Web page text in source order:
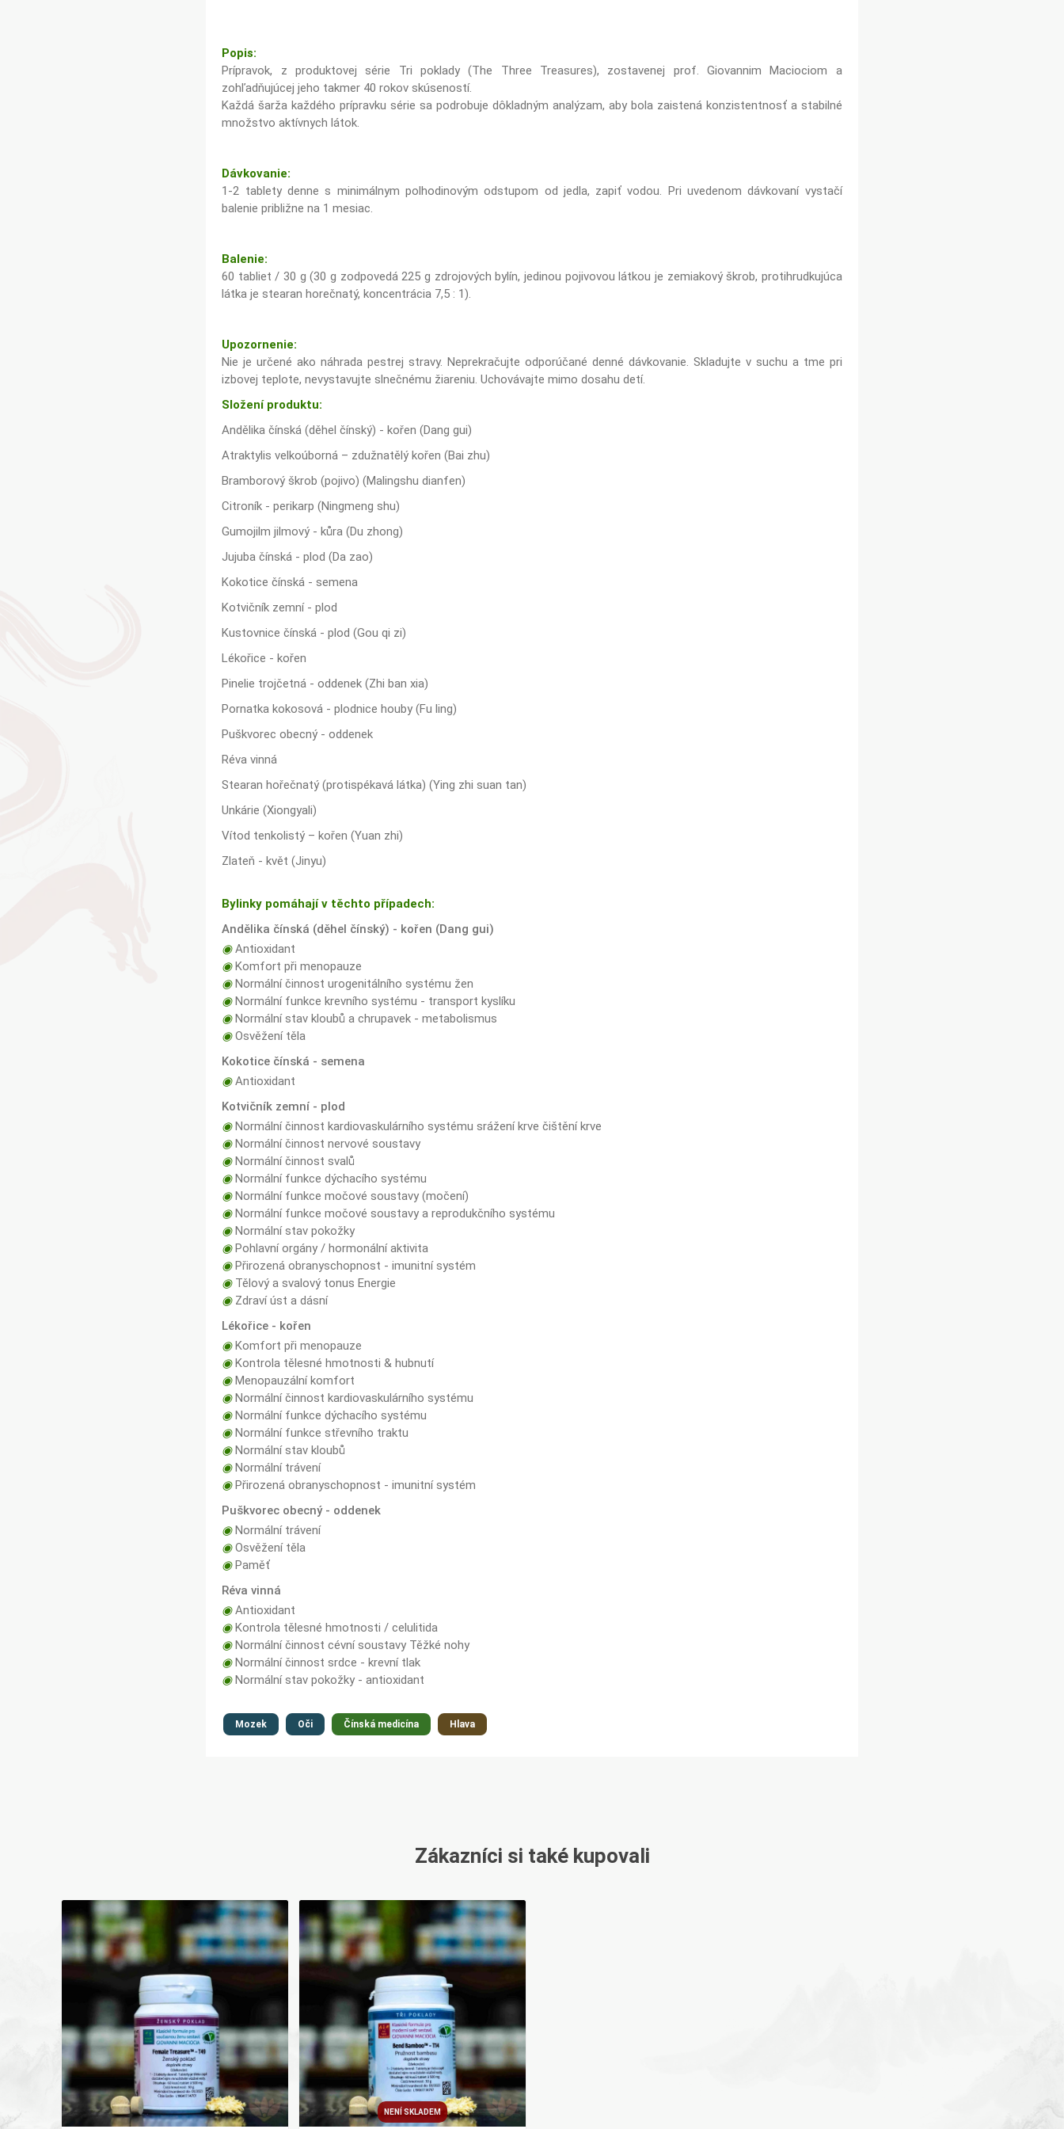
Popis:
Prípravok, z produktovej série Tri poklady (The Three Treasures), zostavenej prof. Giovannim Maciociom a
zohľadňujúcej jeho takmer 40 rokov skúseností.
Každá šarža každého prípravku série sa podrobuje dôkladným analýzam, aby bola zaistená konzistentnosť a stabilné
množstvo aktívnych látok.
Dávkovanie:
1-2 tablety denne s minimálnym polhodinovým odstupom od jedla, zapiť vodou. Pri uvedenom dávkovaní vystačí
balenie približne na 1 mesiac.
Balenie:
60 tabliet / 30 g (30 g zodpovedá 225 g zdrojových bylín, jedinou pojivovou látkou je zemiakový škrob, protihrudkujúca
látka je stearan horečnatý, koncentrácia 7,5 : 1).
Upozornenie:
Nie je určené ako náhrada pestrej stravy. Neprekračujte odporúčané denné dávkovanie. Skladujte v suchu a tme pri
izbovej teplote, nevystavujte slnečnému žiareniu. Uchovávajte mimo dosahu detí.
Složení produktu:
Andělika čínská (děhel čínský) - kořen (Dang gui)
Atraktylis velkoúborná – zdužnatělý kořen (Bai zhu)
Bramborový škrob (pojivo) (Malingshu dianfen)
Citroník - perikarp (Ningmeng shu)
Gumojilm jilmový - kůra (Du zhong)
Jujuba čínská - plod (Da zao)
Kokotice čínská - semena
Kotvičník zemní - plod
Kustovnice čínská - plod (Gou qi zi)
Lékořice - kořen
Pinelie trojčetná - oddenek (Zhi ban xia)
Pornatka kokosová - plodnice houby (Fu ling)
Puškvorec obecný - oddenek
Réva vinná
Stearan hořečnatý (protispékavá látka) (Ying zhi suan tan)
Unkárie (Xiongyali)
Vítod tenkolistý – kořen (Yuan zhi)
Zlateň - květ (Jinyu)
Bylinky pomáhají v těchto případech:
Andělika čínská (děhel čínský) - kořen (Dang gui)
◉Antioxidant
◉Komfort při menopauze
◉Normální činnost urogenitálního systému žen
◉Normální funkce krevního systému - transport kyslíku
◉Normální stav kloubů a chrupavek - metabolismus
◉Osvěžení těla
Kokotice čínská - semena
◉Antioxidant
Kotvičník zemní - plod
◉Normální činnost kardiovaskulárního systému srážení krve čištění krve
◉Normální činnost nervové soustavy
◉Normální činnost svalů
◉Normální funkce dýchacího systému
◉Normální funkce močové soustavy (močení)
◉Normální funkce močové soustavy a reprodukčního systému
◉Normální stav pokožky
◉Pohlavní orgány / hormonální aktivita
◉Přirozená obranyschopnost - imunitní systém
◉Tělový a svalový tonus Energie
◉Zdraví úst a dásní
Lékořice - kořen
◉Komfort při menopauze
◉Kontrola tělesné hmotnosti & hubnutí
◉Menopauzální komfort
◉Normální činnost kardiovaskulárního systému
◉Normální funkce dýchacího systému
◉Normální funkce střevního traktu
◉Normální stav kloubů
◉Normální trávení
◉Přirozená obranyschopnost - imunitní systém
Puškvorec obecný - oddenek
◉Normální trávení
◉Osvěžení těla
◉Paměť
Réva vinná
◉Antioxidant
◉Kontrola tělesné hmotnosti / celulitida
◉Normální činnost cévní soustavy Těžké nohy
◉Normální činnost srdce - krevní tlak
◉Normální stav pokožky - antioxidant
Mozek Oči Čínská medicína Hlava
Zákazníci si také kupovali
NENÍ SKLADEM